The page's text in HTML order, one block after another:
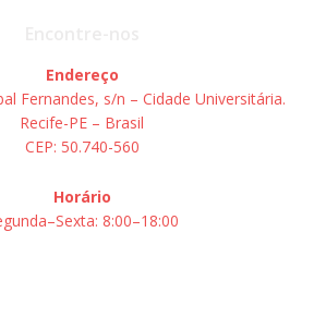
Endereço
Fernandes, s/n – Cidade Universitária.
Recife-PE – Brasil
CEP: 50.740-560
Horário
8:00–18:00